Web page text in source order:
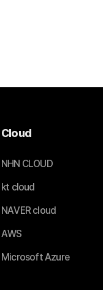
Cloud
NHN CLOUD
kt cloud
NAVER cloud
AWS
Microsoft Azure